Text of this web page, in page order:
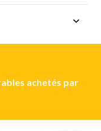
achetés par